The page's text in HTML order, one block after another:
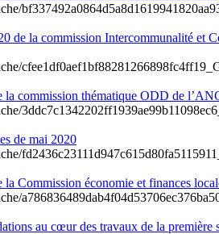
de la commission Intercommunalité et
la commission thématique ODD de
de mai 2020
la Commission économie et finances
au cœur des travaux de la première